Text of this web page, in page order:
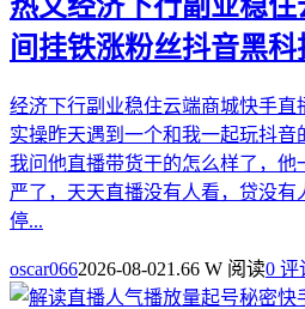
间挂铁涨粉丝抖音黑科
经济下行副业稳住云端商城快手直
实操昨天遇到一个和我一起玩抖音
我问他直播带货干的怎么样了，
严了，天天直播没有人看，贷没
停...
oscar0662026-08-021.66 W 阅读0 评